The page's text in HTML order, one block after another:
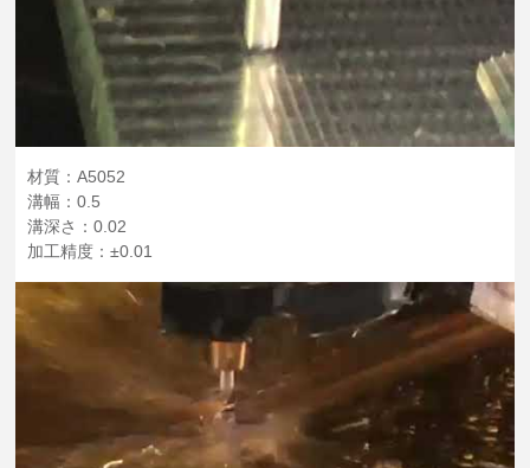
材質：A5052
溝幅：0.5
溝深さ：0.02
加工精度：±0.01